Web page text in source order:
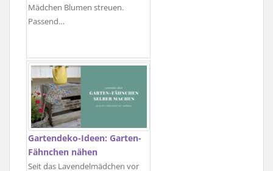
Mädchen Blumen streuen.
Passend…
Gartendeko-Ideen: Garten-
Fähnchen nähen
Seit das Lavendelmädchen vor